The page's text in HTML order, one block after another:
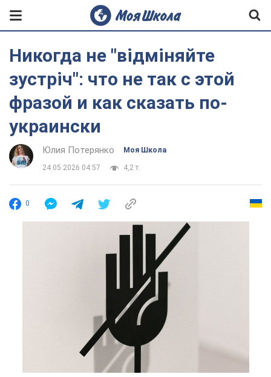
Никогда не "відміняйте
зустріч": что не так с этой
фразой и как сказать по-
украински
Юлия Потерянко Моя Школа
24.05.2026 04:57 4,2 т.
0